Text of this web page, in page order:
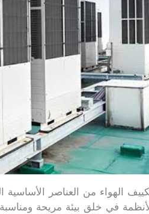
الهواء من العناصر
في خلق بيئة مريحة